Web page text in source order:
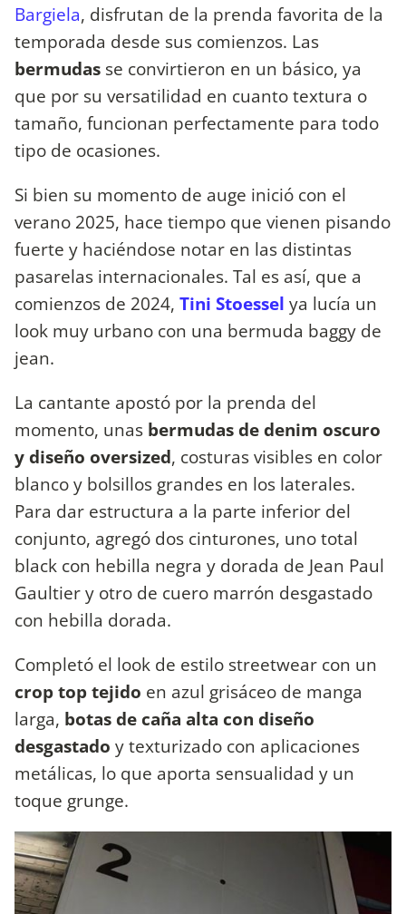
Bargiela, disfrutan de la prenda favorita de la
temporada desde sus comienzos. Las
bermudas se convirtieron en un básico, ya
que por su versatilidad en cuanto textura o
tamaño, funcionan perfectamente para todo
tipo de ocasiones.
Si bien su momento de auge inició con el
verano 2025, hace tiempo que vienen pisando
fuerte y haciéndose notar en las distintas
pasarelas internacionales. Tal es así, que a
comienzos de 2024, Tini Stoessel ya lucía un
look muy urbano con una bermuda baggy de
jean.
La cantante apostó por la prenda del
momento, unas bermudas de denim oscuro
y diseño oversized, costuras visibles en color
blanco y bolsillos grandes en los laterales.
Para dar estructura a la parte inferior del
conjunto, agregó dos cinturones, uno total
black con hebilla negra y dorada de Jean Paul
Gaultier y otro de cuero marrón desgastado
con hebilla dorada.
Completó el look de estilo streetwear con un
crop top tejido en azul grisáceo de manga
larga, botas de caña alta con diseño
desgastado y texturizado con aplicaciones
metálicas, lo que aporta sensualidad y un
toque grunge.